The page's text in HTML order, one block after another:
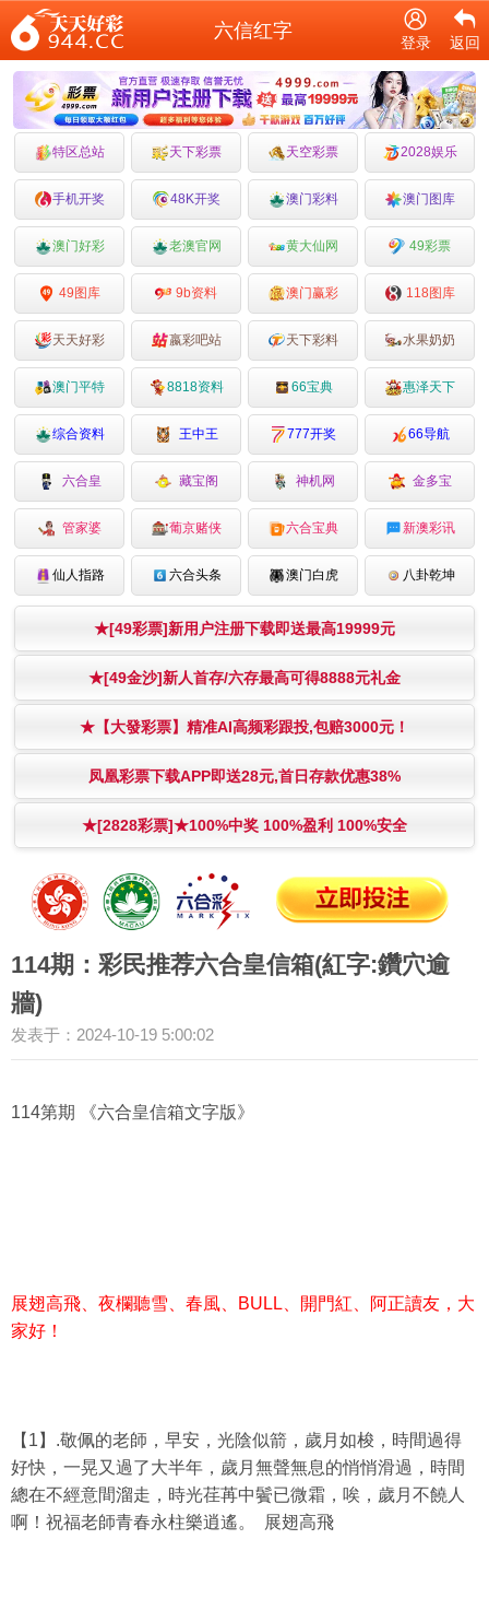
六信红字
登录 返回
特区总站 天下彩票 天空彩票 2028娱乐
手机开奖 48K开奖 澳门彩料 澳门图库
澳门好彩 老澳官网 黄大仙网 49彩票
49图库 9b资料 澳门赢彩 118图库
天天好彩 嬴彩吧站 天下彩料 水果奶奶
澳门平特 8818资料 66宝典 惠泽天下
综合资料 王中王 777开奖 66导航
六合皇 藏宝阁 神机网 金多宝
管家婆 葡京赌侠 六合宝典 新澳彩讯
仙人指路 六合头条 澳门白虎 八卦乾坤
★[49彩票]新用户注册下载即送最高19999元
★[49金沙]新人首存/六存最高可得8888元礼金
★【大發彩票】精准AI高频彩跟投,包赔3000元！
凤凰彩票下载APP即送28元,首日存款优惠38%
★[2828彩票]★100%中奖 100%盈利 100%安全
114期：彩民推荐六合皇信箱(紅字:鑽穴逾
牆)
发表于：2024-10-19 5:00:02
114第期 《六合皇信箱文字版》
展翅高飛、夜欄聽雪、春風、BULL、開門紅、阿正讀友，大
家好！
【1】.敬佩的老師，早安，光陰似箭，歲月如梭，時間過得
好快，一晃又過了大半年，歲月無聲無息的悄悄滑過，時間
總在不經意間溜走，時光荏苒中鬢已微霜，唉，歲月不饒人
啊！祝福老師青春永柱樂逍遙。 展翅高飛